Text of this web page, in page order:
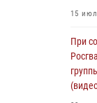
01
31
15
При